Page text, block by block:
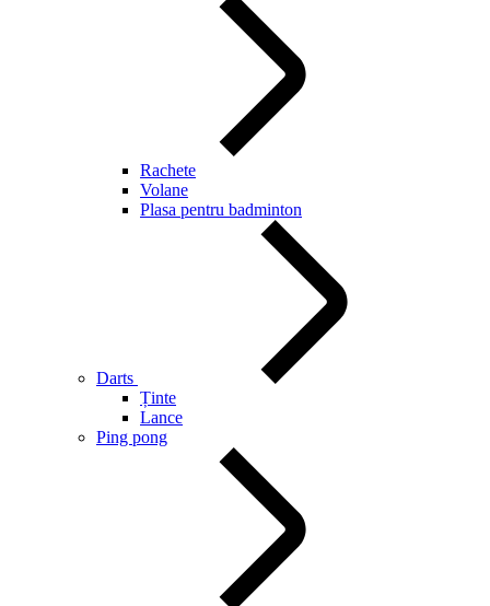
Rachete
Volane
Plasa pentru badminton
Darts
Ținte
Lance
Ping pong